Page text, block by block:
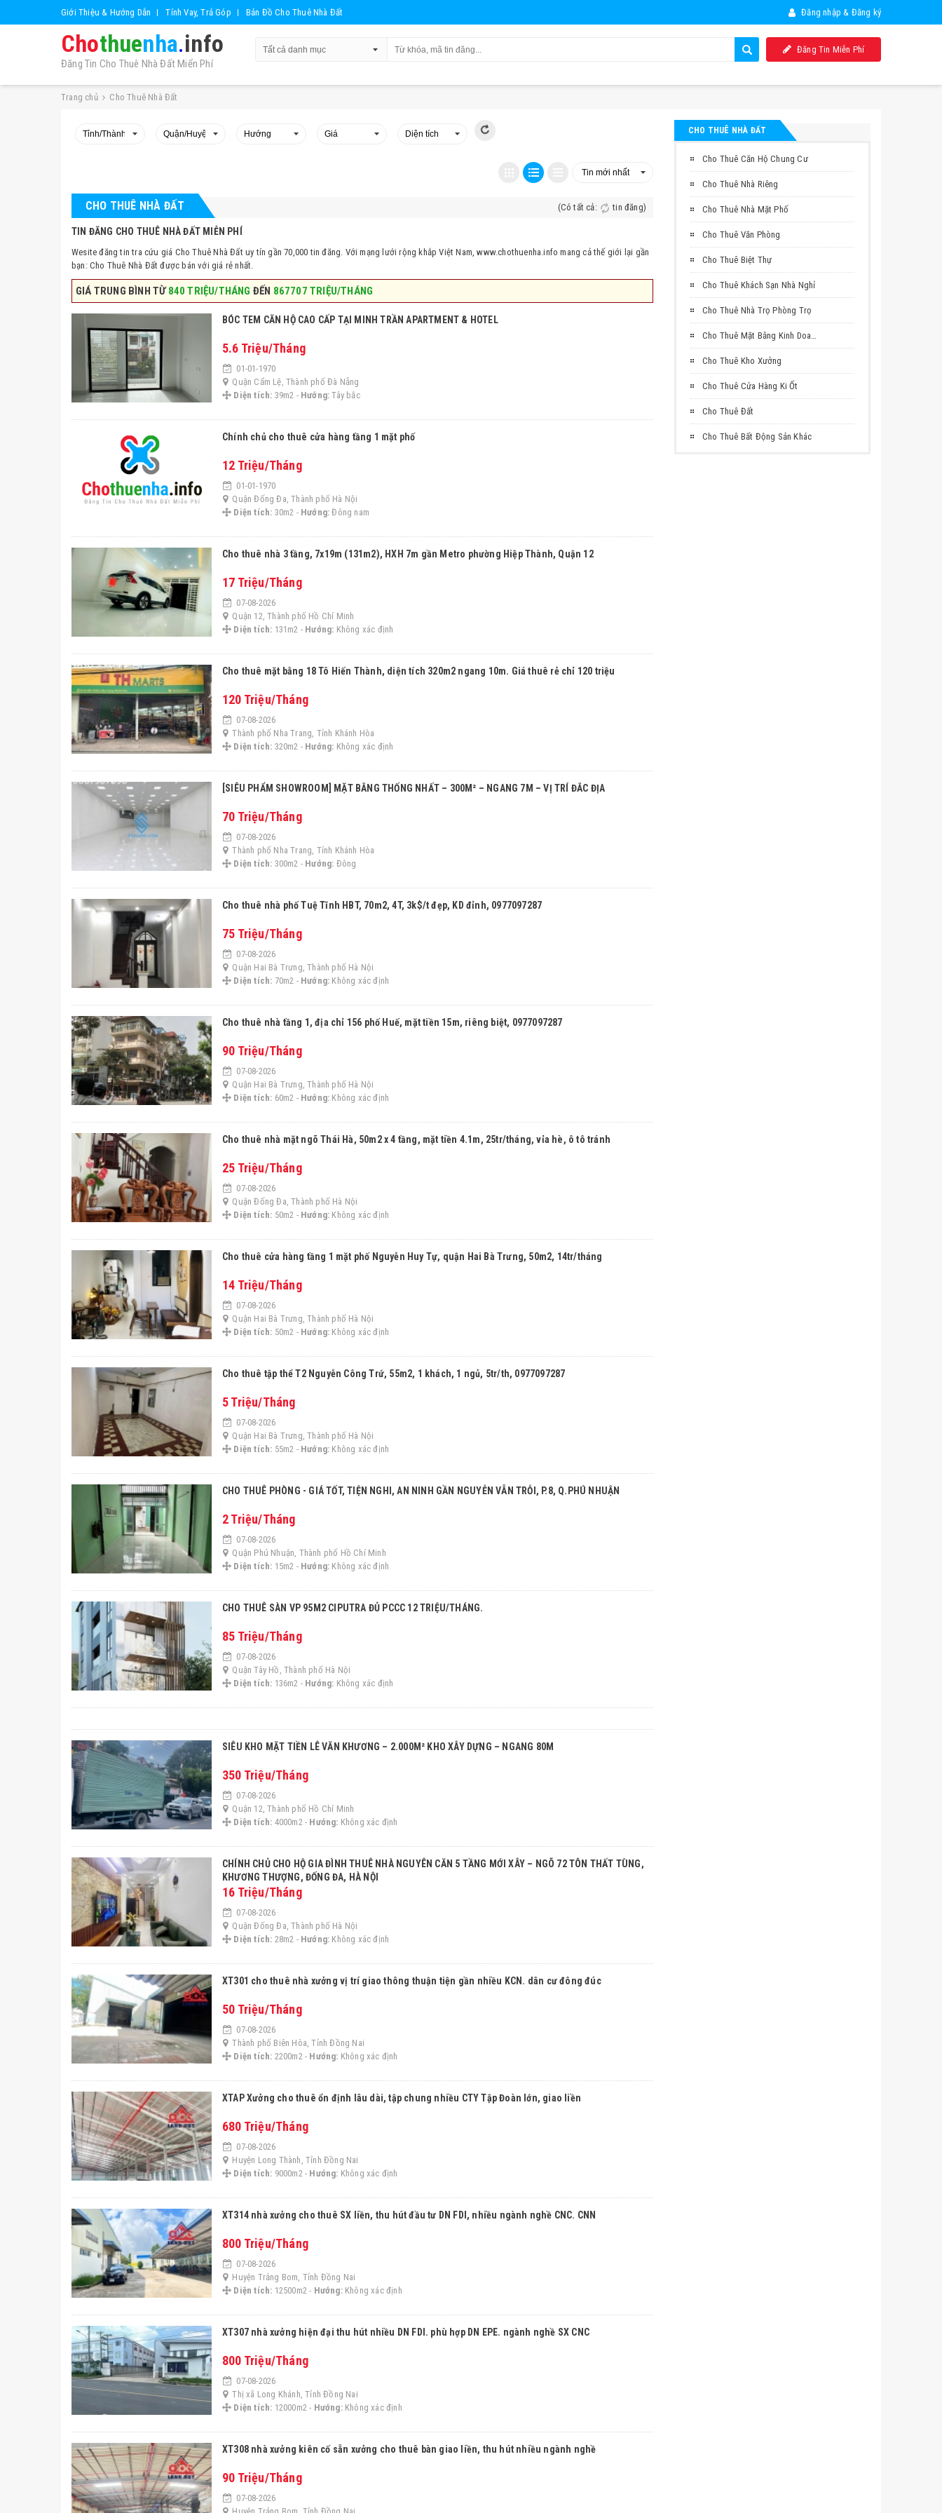
Giới Thiệu & Hướng Dẫn Tính Vay, Trả Góp Bản Đồ Cho Thuê Nhà Đất Đăng nhập & Đăng ký
Chothuenha.info
Đăng Tin Cho Thuê Nhà Đất Miển Phí
Đăng Tin Miễn Phí
Trang chủ Cho Thuê Nhà Đất
CHO THUÊ NHÀ ĐẤT (Có tất cả:5.443 tin đăng)
TIN ĐĂNG CHO THUÊ NHÀ ĐẤT MIỄN PHÍ
Wesite đăng tin tra cứu giá Cho Thuê Nhà Đất uy tín gần 70,000 tin đăng. Với mạng lưới rộng khắp Việt Nam, www.chothuenha.info mang cả thế giới lại gần
bạn: Cho Thuê Nhà Đất được bán với giá rẻ nhất.
GIÁ TRUNG BÌNH TỪ840 TRIỆU/THÁNG ĐẾN 867707 TRIỆU/THÁNG
BÓC TEM CĂN HỘ CAO CẤP TẠI MINH TRẦN APARTMENT & HOTEL
5.6 Triệu/Tháng
01-01-1970
Quận Cẩm Lệ, Thành phố Đà Nẵng
Diện tích: 39m2 - Hướng:Tây bắc
chính chủ cho thuê cửa hàng tầng 1 mặt phố
12 Triệu/Tháng
01-01-1970
Quận Đống Đa, Thành phố Hà Nội
Diện tích: 30m2 - Hướng:Đông nam
Cho thuê nhà 3 tầng, 7x19m (131m2), HXH 7m gần Metro phường Hiệp Thành, Quận 12
17 Triệu/Tháng
07-08-2026
Quận 12, Thành phố Hồ Chí Minh
Diện tích: 131m2 - Hướng: Không xác định
Cho thuê mặt bằng 18 Tô Hiến Thành, diện tích 320m2 ngang 10m. Giá thuê rẻ chỉ 120 triệu
120 Triệu/Tháng
07-08-2026
Thành phố Nha Trang, Tỉnh Khánh Hòa
Diện tích: 320m2 - Hướng: Không xác định
[SIÊU PHẨM SHOWROOM] MẶT BẰNG THỐNG NHẤT – 300M² – NGANG 7M – VỊ TRÍ ĐẮC ĐỊA
70 Triệu/Tháng
07-08-2026
Thành phố Nha Trang, Tỉnh Khánh Hòa
Diện tích: 300m2 - Hướng: Đông
Cho thuê nhà phố Tuệ Tĩnh HBT, 70m2, 4T, 3k$/t đẹp, KD đỉnh, 0977097287
75 Triệu/Tháng
07-08-2026
Quận Hai Bà Trưng, Thành phố Hà Nội
Diện tích: 70m2 - Hướng: Không xác định
Cho thuê nhà tầng 1, địa chỉ 156 phố Huế, mặt tiền 15m, riêng biệt, 0977097287
90 Triệu/Tháng
07-08-2026
Quận Hai Bà Trưng, Thành phố Hà Nội
Diện tích: 60m2 - Hướng: Không xác định
Cho thuê nhà mặt ngõ Thái Hà, 50m2 x 4 tầng, mặt tiền 4.1m, 25tr/tháng, vỉa hè, ô tô tránh
25 Triệu/Tháng
07-08-2026
Quận Đống Đa, Thành phố Hà Nội
Diện tích: 50m2 - Hướng: Không xác định
Cho thuê cửa hàng tầng 1 mặt phố Nguyễn Huy Tự, quận Hai Bà Trưng, 50m2, 14tr/tháng
14 Triệu/Tháng
07-08-2026
Quận Hai Bà Trưng, Thành phố Hà Nội
Diện tích: 50m2 - Hướng: Không xác định
Cho thuê tập thể T2 Nguyễn Công Trứ, 55m2, 1 khách, 1 ngủ, 5tr/th, 0977097287
5 Triệu/Tháng
07-08-2026
Quận Hai Bà Trưng, Thành phố Hà Nội
Diện tích: 55m2 - Hướng: Không xác định
CHO THUÊ PHÒNG - GIÁ TỐT, TIỆN NGHI, AN NINH GẦN NGUYỄN VẴN TRỖI, P.8, Q.PHÚ NHUẬN
2 Triệu/Tháng
07-08-2026
Quận Phú Nhuận, Thành phố Hồ Chí Minh
Diện tích: 15m2 - Hướng: Không xác định
CHO THUÊ SÀN VP 95M2 CIPUTRA ĐỦ PCCC 12 TRIỆU/THÁNG.
85 Triệu/Tháng
07-08-2026
Quận Tây Hồ, Thành phố Hà Nội
Diện tích: 136m2 - Hướng: Không xác định
SIÊU KHO MẶT TIỀN LÊ VĂN KHƯƠNG – 2.000M² KHO XÂY DỰNG – NGANG 80M
350 Triệu/Tháng
07-08-2026
Quận 12, Thành phố Hồ Chí Minh
Diện tích: 4000m2 - Hướng: Không xác định
CHÍNH CHỦ CHO HỘ GIA ĐÌNH THUÊ NHÀ NGUYÊN CĂN 5 TẦNG MỚI XÂY – NGÕ 72 TÔN THẤT TÙNG,
KHƯƠNG THƯỢNG, ĐỐNG ĐA, HÀ NỘI
16 Triệu/Tháng
07-08-2026
Quận Đống Đa, Thành phố Hà Nội
Diện tích: 28m2 - Hướng: Không xác định
XT301 cho thuê nhà xưởng vị trí giao thông thuận tiện gần nhiều KCN. dân cư đông đúc
50 Triệu/Tháng
07-08-2026
Thành phố Biên Hòa, Tỉnh Đồng Nai
Diện tích: 2200m2 - Hướng: Không xác định
XTAP Xưởng cho thuê ổn định lâu dài, tập chung nhiều CTY Tập Đoàn lớn, giao liền
680 Triệu/Tháng
07-08-2026
Huyện Long Thành, Tỉnh Đồng Nai
Diện tích: 9000m2 - Hướng: Không xác định
XT314 nhà xưởng cho thuê SX liền, thu hút đầu tư DN FDI, nhiều ngành nghề CNC. CNN
800 Triệu/Tháng
07-08-2026
Huyện Trảng Bom, Tỉnh Đồng Nai
Diện tích: 12500m2 - Hướng: Không xác định
XT307 nhà xưởng hiện đại thu hút nhiều DN FDI. phù hợp DN EPE. ngành nghề SX CNC
800 Triệu/Tháng
07-08-2026
Thị xã Long Khánh, Tỉnh Đồng Nai
Diện tích: 12000m2 - Hướng: Không xác định
XT308 nhà xưởng kiên cố sẵn xưởng cho thuê bàn giao liền, thu hút nhiều ngành nghề
90 Triệu/Tháng
07-08-2026
CHO THUÊ NHÀ ĐẤT
Cho Thuê Căn Hộ Chung Cư
Cho Thuê Nhà Riêng
Cho Thuê Nhà Mặt Phố
Cho Thuê Văn Phòng
Cho Thuê Biệt Thự
Cho Thuê Khách Sạn Nhà Nghỉ
Cho Thuê Nhà Trọ Phòng Trọ
Cho Thuê Mặt Bằng Kinh Doanh
Cho Thuê Kho Xưởng
Cho Thuê Cửa Hàng Ki Ốt
Cho Thuê Đất
Cho Thuê Bất Động Sản Khác